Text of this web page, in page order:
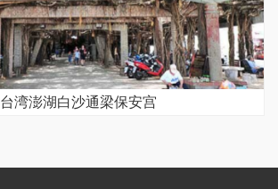
台湾澎湖白沙通梁保安宫